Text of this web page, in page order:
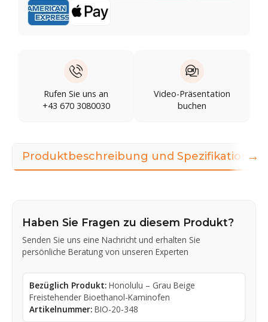
Rufen Sie uns an
+43 670 3080030
Video-Präsentation
buchen
Produktbeschreibung und Spezifikationen
Haben Sie Fragen zu diesem Produkt?
Senden Sie uns eine Nachricht und erhalten Sie
persönliche Beratung von unseren Experten
Bezüglich Produkt: Honolulu – Grau Beige
Freistehender Bioethanol-Kaminofen
Artikelnummer: BIO-20-348
→